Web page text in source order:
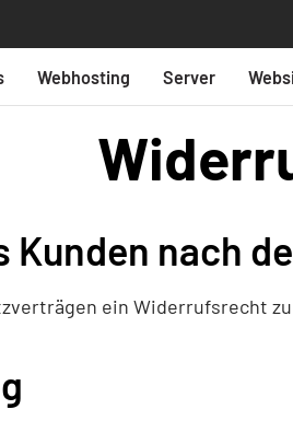
Webhosting Server
nach
ein Widerrufsrecht